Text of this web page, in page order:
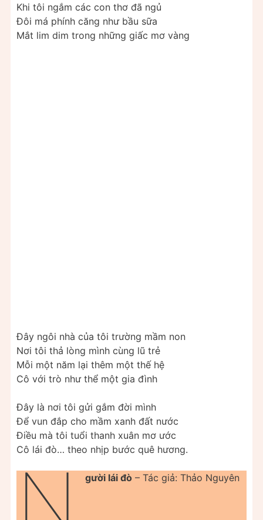
Khi tôi ngắm các con thơ đã ngủ
Đôi má phính căng như bầu sữa
Mắt lim dim trong những giấc mơ vàng
Đây ngôi nhà của tôi trường mầm non
Nơi tôi thả lòng mình cùng lũ trẻ
Mỗi một năm lại thêm một thế hệ
Cô với trò như thể một gia đình
Đây là nơi tôi gửi gắm đời mình
Để vun đắp cho mầm xanh đất nước
Điều mà tôi tuổi thanh xuân mơ ước
Cô lái đò… theo nhịp bước quê hương.
gười lái đò – Tác giả: Thảo Nguyên